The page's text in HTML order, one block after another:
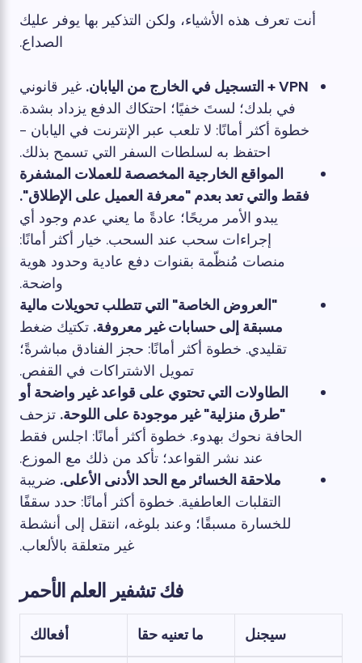
أنت تعرف هذه الأشياء، ولكن التذكير بها يوفر عليك
الصداع.
VPN + التسجيل في الخارج من اليابان.
غير قانوني
في بلدك؛ لستَ خفيًا؛ احتكاك الدفع يزداد بشدة.
خطوة أكثر أمانًا: لا تلعب عبر الإنترنت في اليابان -
احتفظ به لسلطات السفر التي تسمح بذلك.
المواقع الخارجية المخصصة للعملات المشفرة
فقط والتي تعد بعدم "معرفة العميل على الإطلاق".
يبدو الأمر مريحًا؛ عادةً ما يعني عدم وجود أي
إجراءات سحب عند السحب. خيار أكثر أمانًا:
منصات مُنظّمة بقنوات دفع عادية وحدود هوية
واضحة.
"العروض الخاصة" التي تتطلب تحويلات مالية
مسبقة إلى حسابات غير معروفة. تكتيك ضغط
تقليدي. خطوة أكثر أمانًا: حجز الفنادق مباشرةً؛
تمويل الاشتراكات في القفص.
الطاولات التي تحتوي على قواعد غير واضحة أو
"طرق منزلية" غير موجودة على اللوحة. تزحف
الحافة نحوك بهدوء. خطوة أكثر أمانًا: اجلس فقط
عند نشر القواعد؛ تأكد من ذلك مع الموزع.
ملاحقة الخسائر مع الحد الأدنى الأعلى. ضريبة
التقلبات العاطفية. خطوة أكثر أمانًا: حدد سقفًا
للخسارة مسبقًا؛ وعند بلوغه، انتقل إلى أنشطة
غير متعلقة بالألعاب.
فك تشفير العلم الأحمر
سيجنل ما تعنيه حقا أفعالك